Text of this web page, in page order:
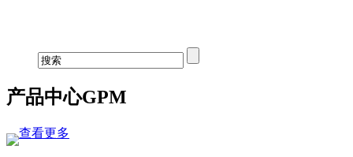
产品中心GPM
查看更多